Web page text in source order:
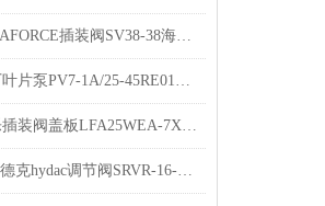
原装HYDRAFORCE插装阀SV38-38海德福斯电磁阀
力士乐原厂叶片泵PV7-1A/25-45RE01MC0-08现货
原装力士乐插装阀盖板LFA25WEA-7X R10900912680简介
FLUTEC贺德克hydac调节阀SRVR-16-0.13/0流量阀